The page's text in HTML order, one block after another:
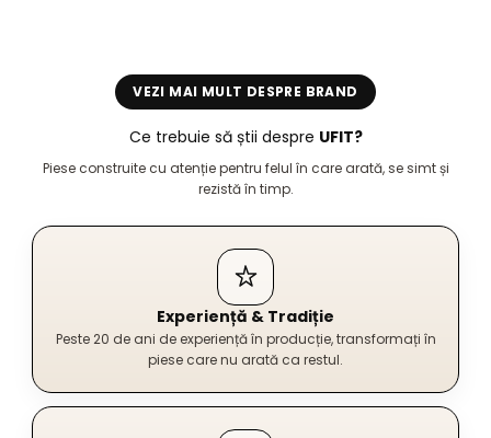
VEZI MAI MULT DESPRE BRAND
Ce trebuie să știi despre UFIT?
Piese construite cu atenție pentru felul în care arată, se simt și
rezistă în timp.
Experiență & Tradiție
Peste 20 de ani de experiență în producție, transformați în
piese care nu arată ca restul.